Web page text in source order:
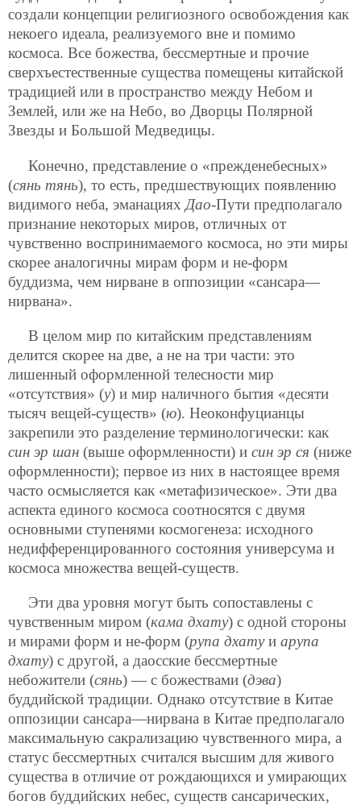
создали концепции религиозного освобождения как
некоего идеала, реализуемого вне и помимо
космоса. Все божества, бессмертные и прочие
сверхъестественные существа помещены китайской
традицией или в пространство между Небом и
Землей, или же на Небо, во Дворцы Полярной
Звезды и Большой Медведицы.
Конечно, представление о «прежденебесных»
(сянь тянь), то есть, предшествующих появлению
видимого неба, эманациях Дао-Пути предполагало
признание некоторых миров, отличных от
чувственно воспринимаемого космоса, но эти миры
скорее аналогичны мирам форм и не-форм
буддизма, чем нирване в оппозиции «сансара—
нирвана».
В целом мир по китайским представлениям
делится скорее на две, а не на три части: это
лишенный оформленной телесности мир
«отсутствия» (у) и мир наличного бытия «десяти
тысяч вещей-существ» (ю). Неоконфуцианцы
закрепили это разделение терминологически: как
син эр шан (выше оформленности) и син эр ся (ниже
оформленности); первое из них в настоящее время
часто осмысляется как «метафизическое». Эти два
аспекта единого космоса соотносятся с двумя
основными ступенями космогенеза: исходного
недифференцированного состояния универсума и
космоса множества вещей-существ.
Эти два уровня могут быть сопоставлены с
чувственным миром (кама дхату) с одной стороны
и мирами форм и не-форм (рупа дхатуи арупа
дхату) с другой, а даосские бессмертные
небожители (сянь) — с божествами (дэва)
буддийской традиции. Однако отсутствие в Китае
оппозиции сансара—нирвана в Китае предполагало
максимальную сакрализацию чувственного мира, а
статус бессмертных считался высшим для живого
существа в отличие от рождающихся и умирающих
богов буддийских небес, существ сансарических,